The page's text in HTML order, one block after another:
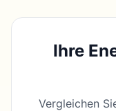
Ihre
Vergleichen